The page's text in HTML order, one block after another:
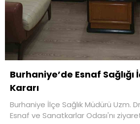
Burhaniye’de Esnaf
Kararı
Burhaniye İlçe Sağlık Müdürü Uzm.
Esnaf ve Sanatkarlar Odası'nı